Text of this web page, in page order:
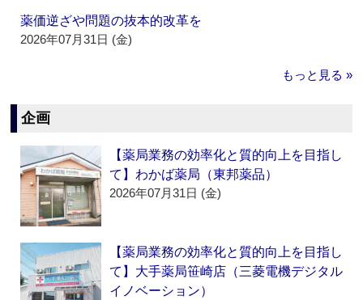
薬価逆ざや問題の抜本的改革を
2026年07月31日 (金)
もっと見る »
企画
【薬局業務の効率化と質的向上を目指し
て】わかば薬局（東邦薬品）
2026年07月31日 (金)
【薬局業務の効率化と質的向上を目指し
て】大手薬局笹崎店（三菱電機デジタル
イノベーション）